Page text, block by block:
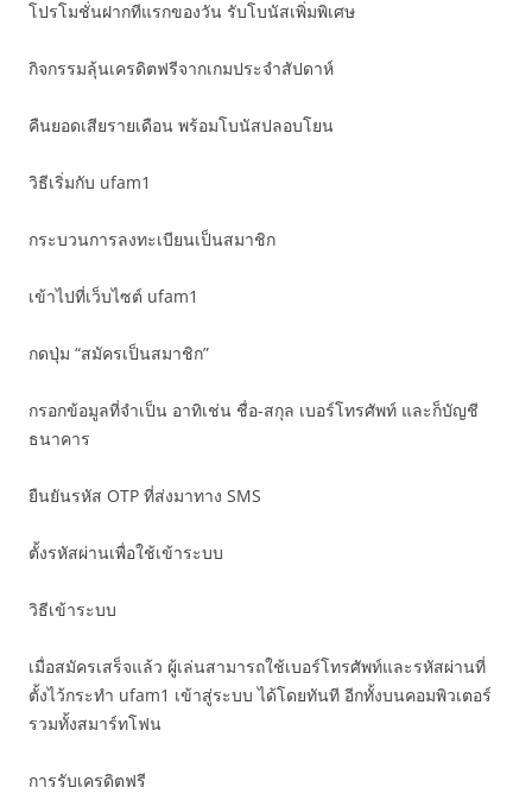
โปรโมชั่นฝากทีแรกของวัน รับโบนัสเพิ่มพิเศษ
กิจกรรมลุ้นเครดิตฟรีจากเกมประจำสัปดาห์
คืนยอดเสียรายเดือน พร้อมโบนัสปลอบโยน
วิธีเริ่มกับ ufam1
กระบวนการลงทะเบียนเป็นสมาชิก
เข้าไปที่เว็บไซต์ ufam1
กดปุ่ม “สมัครเป็นสมาชิก”
กรอกข้อมูลที่จำเป็น อาทิเช่น ชื่อ-สกุล เบอร์โทรศัพท์ และก็บัญชี
ธนาคาร
ยืนยันรหัส OTP ที่ส่งมาทาง SMS
ตั้งรหัสผ่านเพื่อใช้เข้าระบบ
วิธีเข้าระบบ
เมื่อสมัครเสร็จแล้ว ผู้เล่นสามารถใช้เบอร์โทรศัพท์และรหัสผ่านที่
ตั้งไว้กระทำ ufam1 เข้าสู่ระบบ ได้โดยทันที อีกทั้งบนคอมพิวเตอร์
รวมทั้งสมาร์ทโฟน
การรับเครดิตฟรี